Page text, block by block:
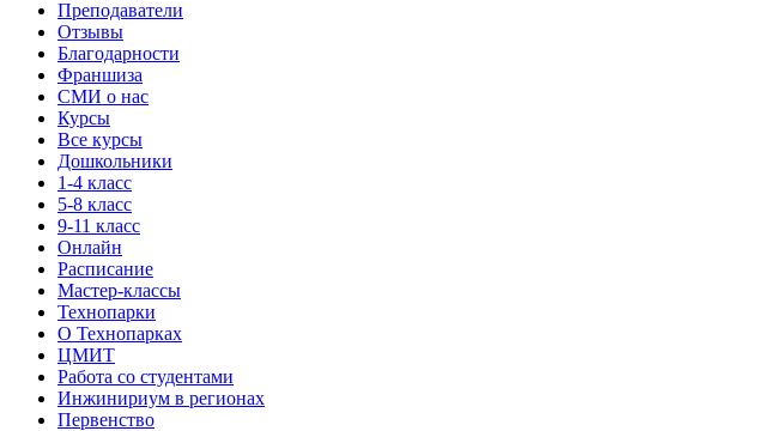
Преподаватели
Отзывы
Благодарности
Франшиза
СМИ о нас
Курсы
Все курсы
Дошкольники
1-4 класс
5-8 класс
9-11 класс
Онлайн
Расписание
Мастер-классы
Технопарки
О Технопарках
ЦМИТ
Работа со студентами
Инжинириум в регионах
Первенство